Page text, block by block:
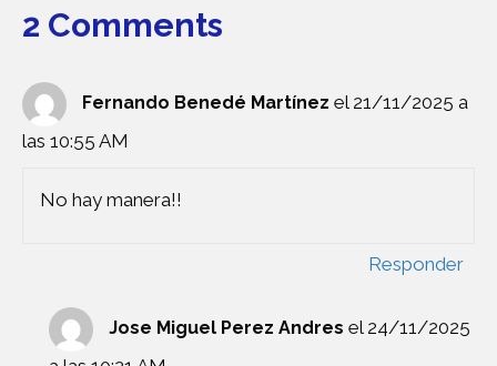
2 Comments
Fernando Benedé Martínez el 21/11/2025 a
las 10:55 AM
No hay manera!!
Responder
Jose Miguel Perez Andres el 24/11/2025